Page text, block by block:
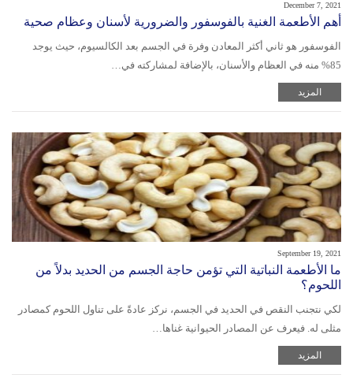
December 7, 2021
أهم الأطعمة الغنية بالفوسفور والضرورية لأسنان وعظام صحية
الفوسفور هو ثاني أكثر المعادن وفرة في الجسم بعد الكالسيوم، حيث يوجد
85% منه في العظام والأسنان، بالإضافة لمشاركته في…
المزيد
September 19, 2021
ما الأطعمة النباتية التي تؤمن حاجة الجسم من الحديد بدلاً من
اللحوم؟
لكي نتجنب النقص في الحديد في الجسم، نركز عادةً على تناول اللحوم كمصادر
مثلى له. فيعرف عن المصادر الحيوانية غناها…
المزيد